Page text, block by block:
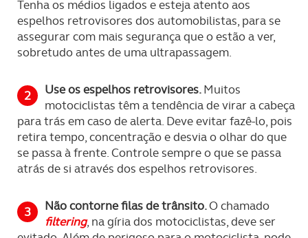
Tenha os médios ligados e esteja atento aos
espelhos retrovisores dos automobilistas, para se
assegurar com mais segurança que o estão a ver,
sobretudo antes de uma ultrapassagem.
Use os espelhos retrovisores.Muitos
motociclistas têm a tendência de virar a cabeça
para trás em caso de alerta. Deve evitar fazê-lo, pois
retira tempo, concentração e desvia o olhar do que
se passa à frente. Controle sempre o que se passa
atrás de si através dos espelhos retrovisores.
Não contorne filas de trânsito.O chamado
filtering, na gíria dos motociclistas, deve ser